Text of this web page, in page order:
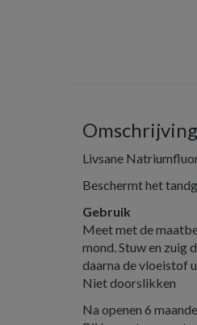
Omschrijving
Livsane
Beschermt het
Gebruik
Meet met de
mond. Stuw en zuig
daarna de vloeistof
Niet doorslikken
Na openen 6